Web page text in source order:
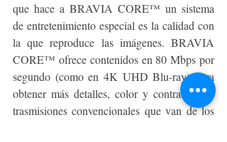
que hace a BRAVIA CORE™ un sistema
de entretenimiento especial es la calidad con
la que reproduce las imágenes. BRAVIA
CORE™ ofrece contenidos en 80 Mbps por
segundo (como en 4K UHD Blu-ray) para
obtener más detalles, color y contraste que
trasmisiones convencionales que van de los